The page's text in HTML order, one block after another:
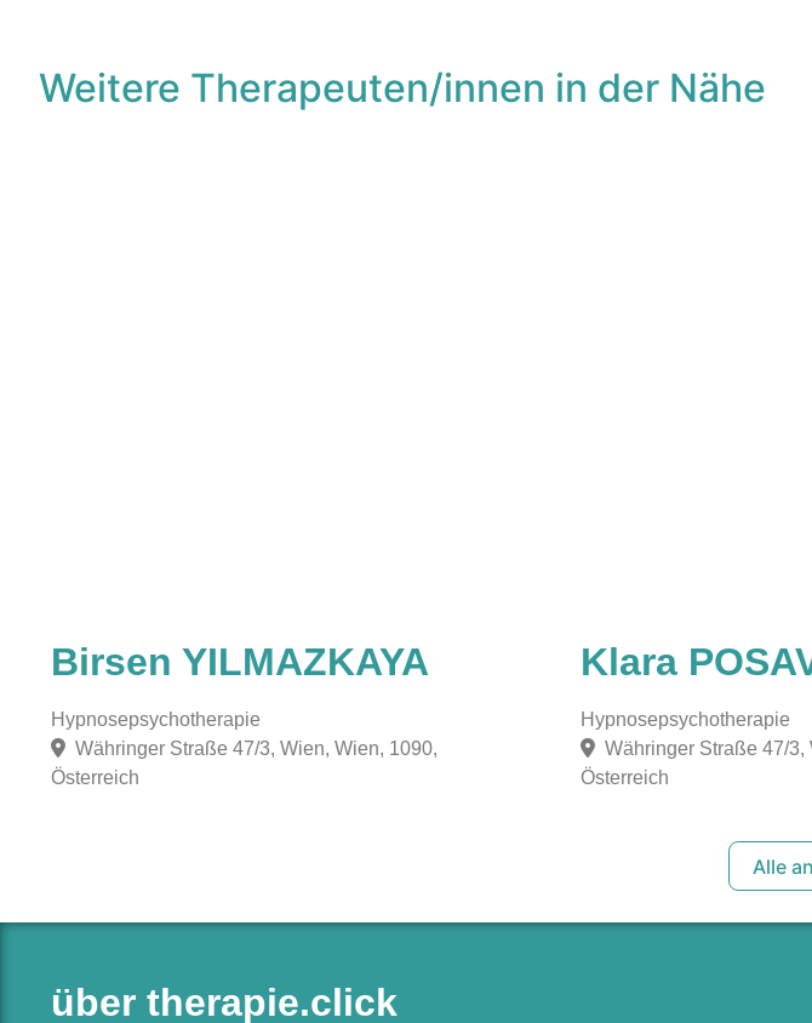
Weitere Therapeuten/innen in der Nähe
Birsen YILMAZKAYA
Hypnosepsychotherapie
Währinger Straße 47/3, Wien, Wien, 1090,
Österreich
Klara
Hypnosepsychotherapie
Währinger Straße 47/3,
Österreich
Alle
über therapie.click